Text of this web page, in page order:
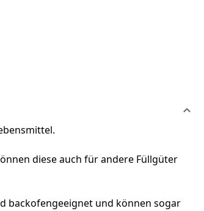
diese auch für andere Füllgüter
backofengeeignet und können sogar